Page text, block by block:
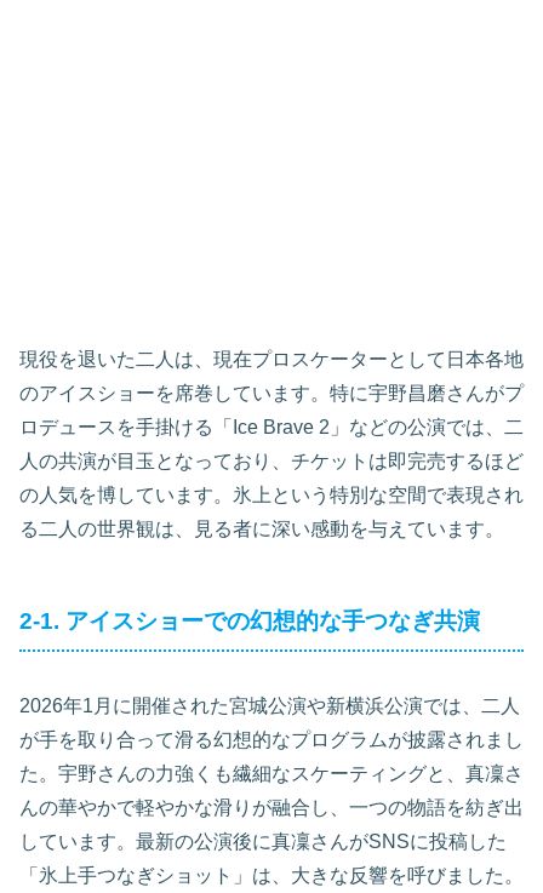
現役を退いた二人は、現在プロスケーターとして日本各地
のアイスショーを席巻しています。特に宇野昌磨さんがプ
ロデュースを手掛ける「Ice Brave 2」などの公演では、二
人の共演が目玉となっており、チケットは即完売するほど
の人気を博しています。氷上という特別な空間で表現され
る二人の世界観は、見る者に深い感動を与えています。
2-1. アイスショーでの幻想的な手つなぎ共演
2026年1月に開催された宮城公演や新横浜公演では、二人
が手を取り合って滑る幻想的なプログラムが披露されまし
た。宇野さんの力強くも繊細なスケーティングと、真凜さ
んの華やかで軽やかな滑りが融合し、一つの物語を紡ぎ出
しています。最新の公演後に真凜さんがSNSに投稿した
「氷上手つなぎショット」は、大きな反響を呼びました。